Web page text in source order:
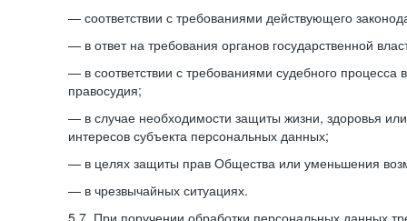
— соответствии с требованиями действующего
— в ответ на требования органов государственной
— в соответствии с требованиями судебного процесса
правосудия;
— в случае необходимости защиты жизни, здоровья
интересов субъекта персональных данных;
— в целях защиты прав Общества или уменьшения
— в чрезвычайных ситуациях.
5.7. При поручении обработки персональных данных